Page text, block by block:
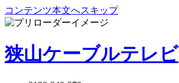
コンテンツ本文へスキップ
狭山ケーブルテレビ